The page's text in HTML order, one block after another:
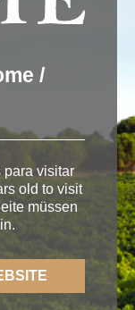
de un
/
para visitar
old to visit
müssen